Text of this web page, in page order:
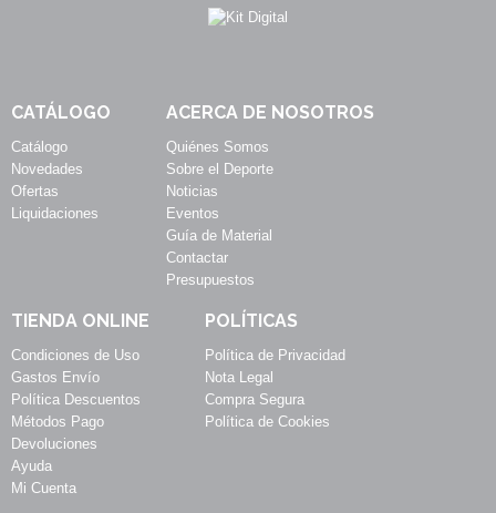
CATÁLOGO
Catálogo
Novedades
Ofertas
Liquidaciones
ACERCA DE NOSOTROS
Quiénes Somos
Sobre el Deporte
Noticias
Eventos
Guía de Material
Contactar
Presupuestos
TIENDA ONLINE
Condiciones de Uso
Gastos Envío
Política Descuentos
Métodos Pago
Devoluciones
Ayuda
Mi Cuenta
POLÍTICAS
Política de Privacidad
Nota Legal
Compra Segura
Política de Cookies